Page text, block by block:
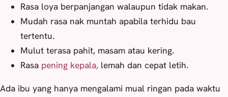
Rasa loya berpanjangan walaupun tidak makan.
Mudah rasa nak muntah apabila terhidu bau
tertentu.
Mulut terasa pahit, masam atau kering.
Rasa pening kepala, lemah dan cepat letih.
Ada ibu yang hanya mengalami mual ringan pada waktu